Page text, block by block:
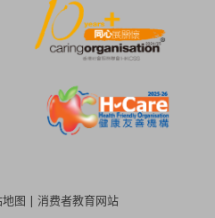
图 | 消费者教育网站